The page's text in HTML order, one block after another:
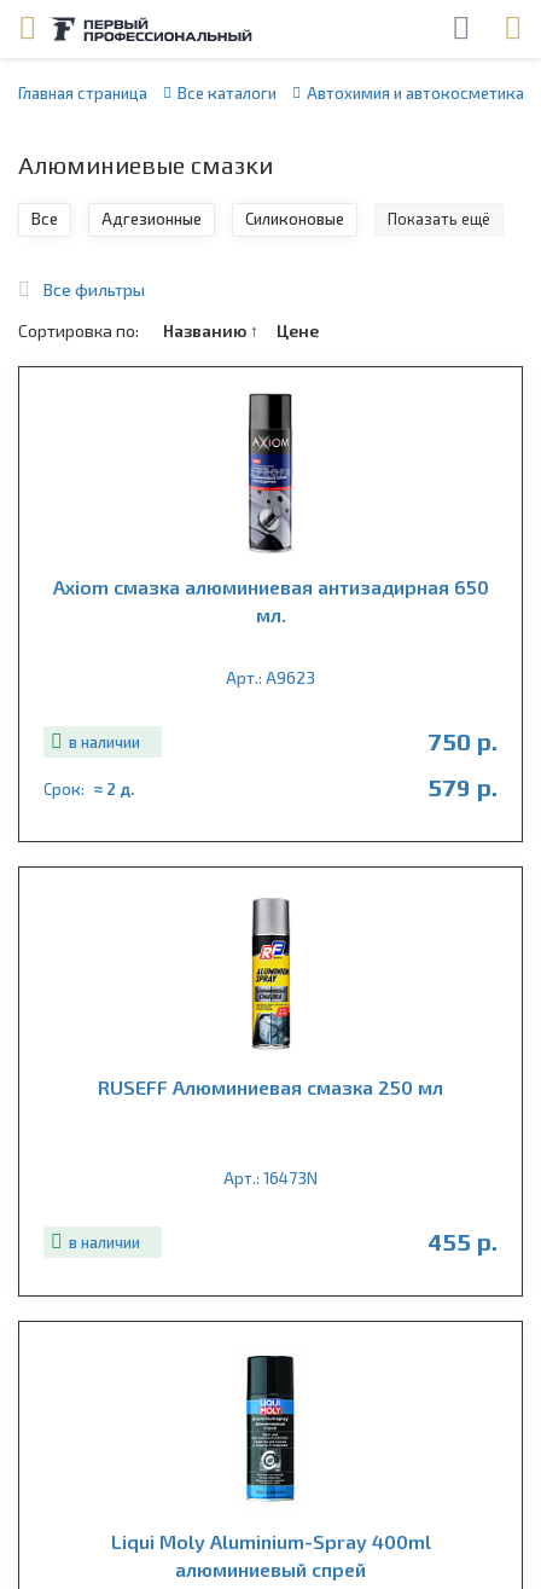
Главная страница Все каталоги Автохимия и автокосметика
Алюминиевые смазки
Все Адгезионные Силиконовые Показать ещё
Все фильтры
Сортировка по:
Названию ↑ Цене
Axiom смазка алюминиевая антизадирная 650
мл.
Арт.: A9623
в наличии 750 р.
Срок: ≈ 2 д. 579 р.
RUSEFF Алюминиевая смазка 250 мл
Арт.: 16473N
в наличии 455 р.
Liqui Moly Aluminium-Spray 400ml
алюминиевый спрей